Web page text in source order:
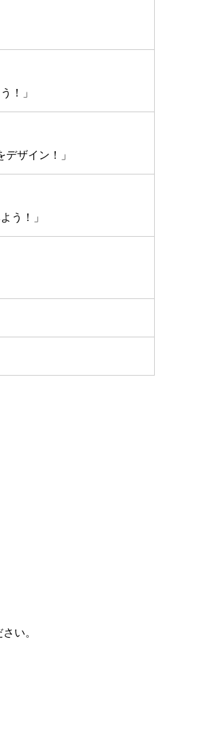
！」
デザイン！」
う！」
い。